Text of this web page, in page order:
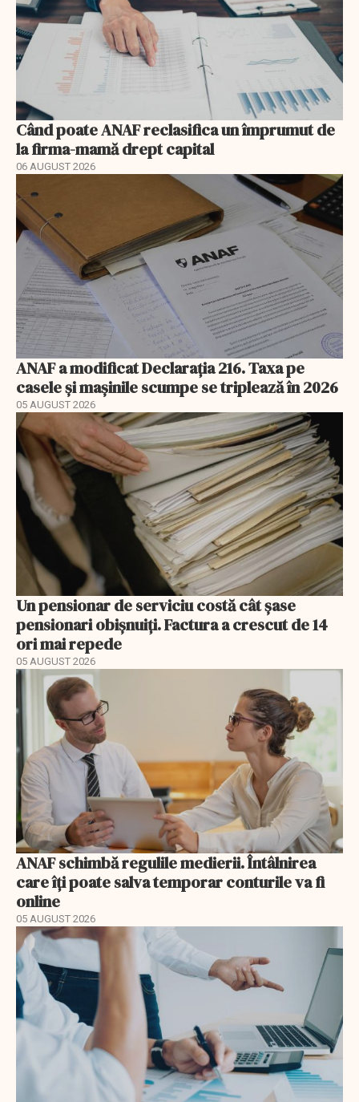
Când poate ANAF reclasifica un împrumut de
la firma-mamă drept capital
06 AUGUST 2026
ANAF a modificat Declarația 216. Taxa pe
casele și mașinile scumpe se triplează în 2026
05 AUGUST 2026
Un pensionar de serviciu costă cât șase
pensionari obișnuiți. Factura a crescut de 14
ori mai repede
05 AUGUST 2026
ANAF schimbă regulile medierii. Întâlnirea
care îți poate salva temporar conturile va fi
online
05 AUGUST 2026